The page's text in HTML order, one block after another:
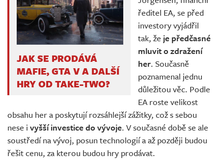
JAK SE PRODÁVÁ
MAFIE, GTA V A DALŠÍ
HRY OD TAKE-TWO?
ředitel EA, se před
investory vyjádřil
tak, že je předčasné
mluvit o zdražení
her. Současně
poznamenal jednu
důležitou věc. Podle
EA roste velikost
obsahu her a poskytují rozsáhlejší zážitky, což s sebou
nese i vyšší investice do vývoje. V současné době se ale
soustředí na vývoj, posun technologií a až později budou
řešit cenu, za kterou budou hry prodávat.